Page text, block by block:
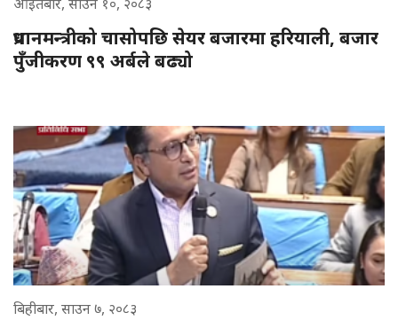
प्रधानमन्त्रीको चासोपछि सेयर बजारमा हरियाली, बजार
पुँजीकरण ९९ अर्बले बढ्यो
बिहीबार, साउन ७, २०८३